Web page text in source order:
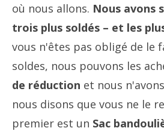
où nous allons. Nous avons
trois plus soldés – et les
vous n'êtes pas obligé de le
soldes, nous pouvons les
de réduction et nous
nous disons que vous ne le
premier est un Sac